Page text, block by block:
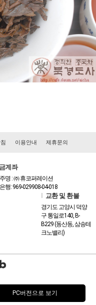
이용안내 제휴문의
계좌
명 : ㈜ 휴코퍼레이션
행: 969-029908-04-018
교환 및 환불
경기도 고양시 덕양
구 통일로140, B-
B229 (동산동, 삼송테
크노밸리)
PC버전으로 보기